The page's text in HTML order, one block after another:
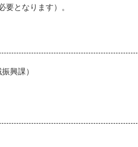
となります）。
興課）